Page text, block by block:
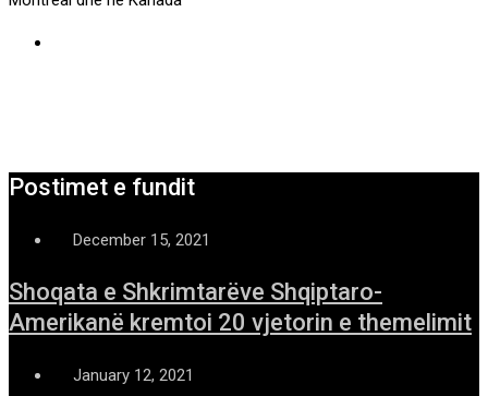
Postimet e fundit
December 15, 2021
Shoqata e Shkrimtarëve Shqiptaro-
Amerikanë kremtoi 20 vjetorin e themelimit
January 12, 2021